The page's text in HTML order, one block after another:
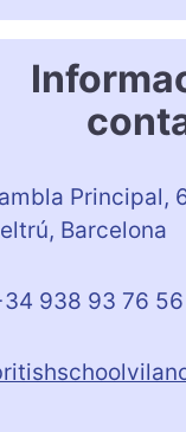
Principal,
Barcelona
938 93 76 56